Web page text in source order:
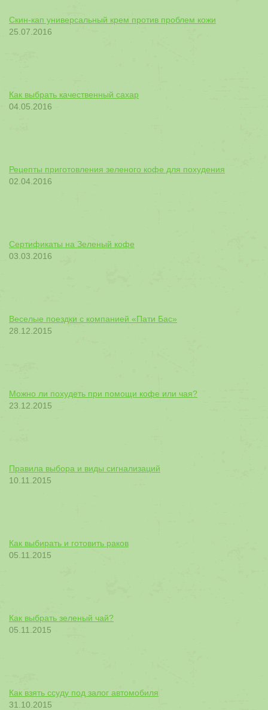
Скин-кап универсальный крем против проблем кожи
25.07.2016
Как выбрать качественный сахар
04.05.2016
Рецепты приготовления зеленого кофе для похудения
02.04.2016
Сертификаты на Зеленый кофе
03.03.2016
Веселые поездки с компанией «Пати Бас»
28.12.2015
Можно ли похудеть при помощи кофе или чая?
23.12.2015
Правила выбора и виды сигнализаций
10.11.2015
Как выбирать и готовить раков
05.11.2015
Как выбрать зеленый чай?
05.11.2015
Как взять ссуду под залог автомобиля
31.10.2015